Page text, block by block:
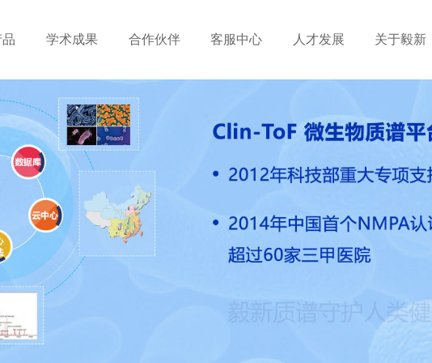
学术成果 合作伙伴 客服中心 人才发展 关于毅新